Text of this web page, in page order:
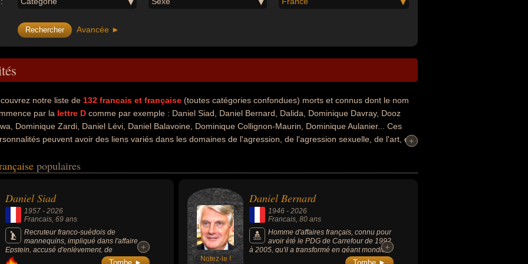
Avancée ►
notre liste de 132 francais et française (toutes catégories confondues) morts et connus dont le nom
par la lettre D comme par exemple : Daniel Siad, Daniel Bernard, Dalida, Dominique Davray, Dooz
Dominique Zardi, Daniel Lévi, Daniel Balavoine, Dominique Collignon-Maurin, Dominique Aulanier... Ces
peuvent avoir des liens variés dans les domaines de l'agression, de l'agression sexuelle, de l'art, de
du jeux vidéo, de la télévision, du théâtre, du football, du sport ou du sport collectif. Ces célébrités peuvent
musicien, acteur, rappeur, chanteur de variétés, pianiste, compositeur, doubleur, footballeur ou sportif. En
nationalités au moment de leurs morts, ils peuvent avoir été suèdois par exemple.
+
+
populaires
Daniel Siad
1957 - 2026
Francais, 69 ans
Recruteur franco-suédois de
mannequins, impliqué dans l'affaire
Epstein, accusé d'enlèvement, de
séquestration et de viol, connu du grand
+
+
Notez-le !
Daniel Bernard
1946 -2026
Francais, 80 ans
Homme d'affaires français, connu pour
avoir été le PDG de Carrefour de 1992
à 2005, qu'il a transformé en géant mondial
de la distribution, a marqué le secteur du
+
+